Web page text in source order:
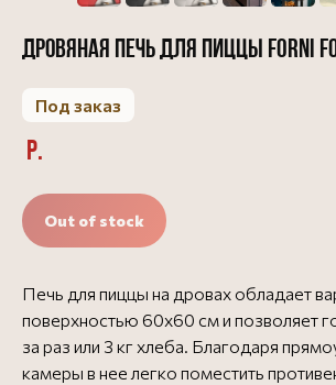
Дровяная печь для пиццы Forni
Под заказ
р.
Out of stock
Печь для пиццы на дровах обладает
поверхностью 60х60 см и позволяет
за раз или 3 кг хлеба. Благодаря
камеры в нее легко поместить